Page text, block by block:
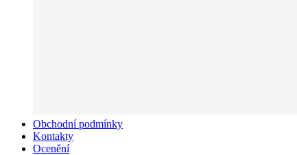
Obchodní podmínky
Kontakty
Ocenění